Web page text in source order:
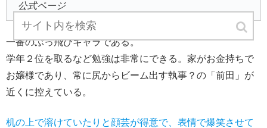
公式ページ
一番のぶっ飛びキャラである。
学年２位を取るなど勉強は非常にできる。家がお金持ちで
お嬢様であり、常に尻からビーム出す執事？の「前田」が
近くに控えている。
机の上で溶けていたりと顔芸が得意で、表情で爆笑させて